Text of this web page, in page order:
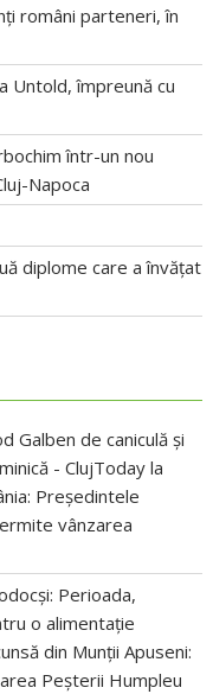
români parteneri, în
Untold, împreună cu
într-un nou
Napoca
diplome care a învățat
Galben de caniculă și
- ClujToday la
Președintele
vânzarea
Perioada,
o alimentație
din Munții Apuseni:
Peșterii Humpleu